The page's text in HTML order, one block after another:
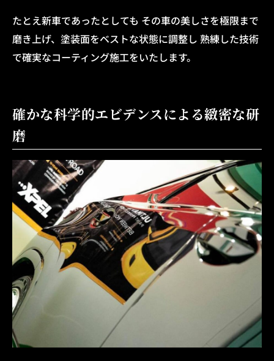
たとえ新車であったとしても その車の美しさを極限まで
磨き上げ、 塗装面をベストな状態に調整し 熟練した技術
で確実なコーティング施工をいたします。
確かな科学的エビデンスによる緻密な研
磨